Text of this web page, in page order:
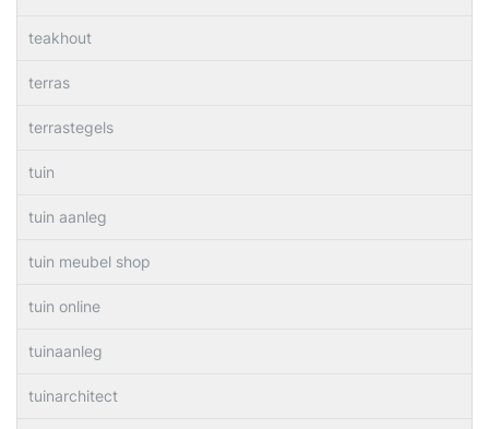
teakhout
terras
terrastegels
tuin
tuin aanleg
tuin meubel shop
tuin online
tuinaanleg
tuinarchitect